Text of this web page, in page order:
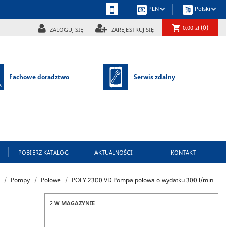
PLNkeyboard_arrow_down Polskikeyboard_arrow_down
ZALOGUJ SIĘ ZAREJESTRUJ SIĘ shopping_cart 0,00 zł (0)
Fachowe doradztwo Serwis zdalny
POBIERZ KATALOG AKTUALNOŚCI KONTAKT
Pompy Polowe POLY 2300 VD Pompa polowa o wydatku 300 l/min
2 W MAGAZYNIE